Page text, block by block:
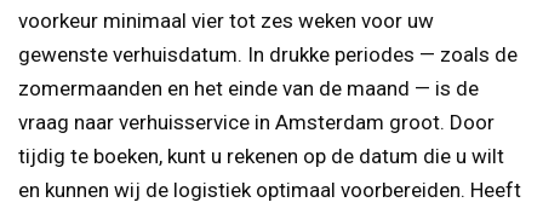
voorkeur minimaal vier tot zes weken voor uw
gewenste verhuisdatum. In drukke periodes — zoals de
zomermaanden en het einde van de maand — is de
vraag naar verhuisservice in Amsterdam groot. Door
tijdig te boeken, kunt u rekenen op de datum die u wilt
en kunnen wij de logistiek optimaal voorbereiden. Heeft